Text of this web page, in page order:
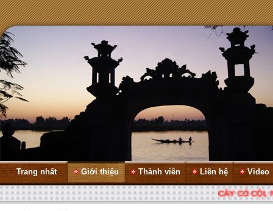
Trang nhất Giới thiệu Thành viên Liên hệ Video
CÂY CÓ CỘI,